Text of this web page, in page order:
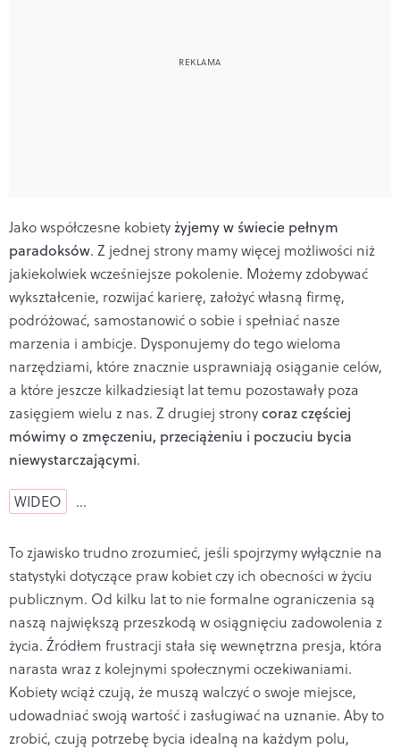
Jako współczesne kobietyżyjemy w świecie pełnym
paradoksów. Z jednej strony mamy więcej możliwości niż
jakiekolwiek wcześniejsze pokolenie. Możemy zdobywać
wykształcenie, rozwijać karierę, założyć własną firmę,
podróżować, samostanowić o sobie i spełniać nasze
marzenia i ambicje. Dysponujemy do tego wieloma
narzędziami, które znacznie usprawniają osiąganie celów,
a które jeszcze kilkadziesiąt lat temu pozostawały poza
zasięgiem wielu z nas. Z drugiej stronycoraz częściej
mówimy o zmęczeniu, przeciążeniu i poczuciu bycia
niewystarczającymi.
WIDEO …
To zjawisko trudno zrozumieć, jeśli spojrzymy wyłącznie na
statystyki dotyczące praw kobiet czy ich obecności w życiu
publicznym. Od kilku lat to nie formalne ograniczenia są
naszą największą przeszkodą w osiągnięciu zadowolenia z
życia. Źródłem frustracji stała się wewnętrzna presja, która
narasta wraz z kolejnymi społecznymi oczekiwaniami.
Kobiety wciąż czują, że muszą walczyć o swoje miejsce,
udowadniać swoją wartość i zasługiwać na uznanie. Aby to
zrobić, czują potrzebę bycia idealną na każdym polu,